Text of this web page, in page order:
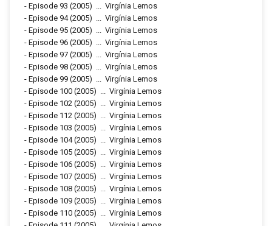
- Episode 93 (2005)
Virgínia Lemos
- Episode 94(2005)
Virgínia Lemos
- Episode 95 (2005)
Virgínia Lemos
- Episode 96 (2005)
Virgínia Lemos
- Episode 97 (2005)
Virgínia Lemos
- Episode 98 (2005)
Virgínia Lemos
- Episode 99 (2005)
Virgínia Lemos
- Episode 100 (2005)
Virgínia Lemos
- Episode 102 (2005)
Virgínia Lemos
- Episode 112 (2005)
Virgínia Lemos
- Episode 103 (2005)
Virgínia Lemos
- Episode 104(2005)
Virgínia Lemos
- Episode 105 (2005)
Virgínia Lemos
- Episode 106 (2005)
Virgínia Lemos
- Episode 107 (2005)
Virgínia Lemos
- Episode 108 (2005)
Virgínia Lemos
- Episode 109 (2005)
Virgínia Lemos
- Episode 110 (2005)
Virgínia Lemos